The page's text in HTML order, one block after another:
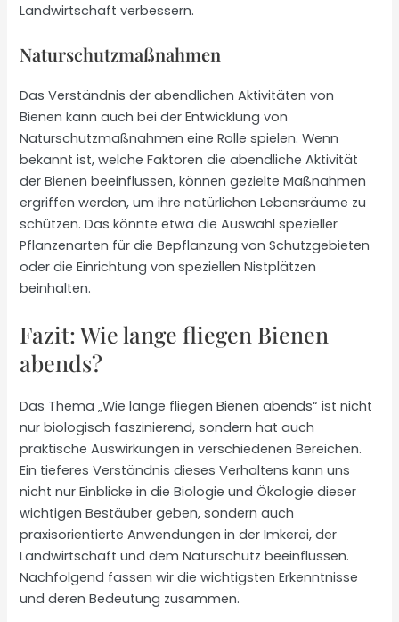
Landwirtschaft verbessern.
Naturschutzmaßnahmen
Das Verständnis der abendlichen Aktivitäten von
Bienen kann auch bei der Entwicklung von
Naturschutzmaßnahmen eine Rolle spielen. Wenn
bekannt ist, welche Faktoren die abendliche Aktivität
der Bienen beeinflussen, können gezielte Maßnahmen
ergriffen werden, um ihre natürlichen Lebensräume zu
schützen. Das könnte etwa die Auswahl spezieller
Pflanzenarten für die Bepflanzung von Schutzgebieten
oder die Einrichtung von speziellen Nistplätzen
beinhalten.
Fazit: Wie lange fliegen Bienen
abends?
Das Thema „Wie lange fliegen Bienen abends“ ist nicht
nur biologisch faszinierend, sondern hat auch
praktische Auswirkungen in verschiedenen Bereichen.
Ein tieferes Verständnis dieses Verhaltens kann uns
nicht nur Einblicke in die Biologie und Ökologie dieser
wichtigen Bestäuber geben, sondern auch
praxisorientierte Anwendungen in der Imkerei, der
Landwirtschaft und dem Naturschutz beeinflussen.
Nachfolgend fassen wir die wichtigsten Erkenntnisse
und deren Bedeutung zusammen.